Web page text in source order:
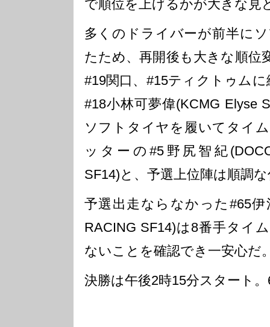
で順位を上げるかが大きな見
多くのドライバーが前半に
たため、再開後も大きな順位
#19関口、#15ティクトゥム
#18小林可夢偉(KCMG Elyse
ソフトタイヤを履いてタイ
ッターの#5野尻智紀
SF14)と、予選上位陣は順調
予選出走ならなかった#65伊
RACING SF14)は8番手タイ
ないことを確認でき一安心だ
決勝は午後2時15分スタート